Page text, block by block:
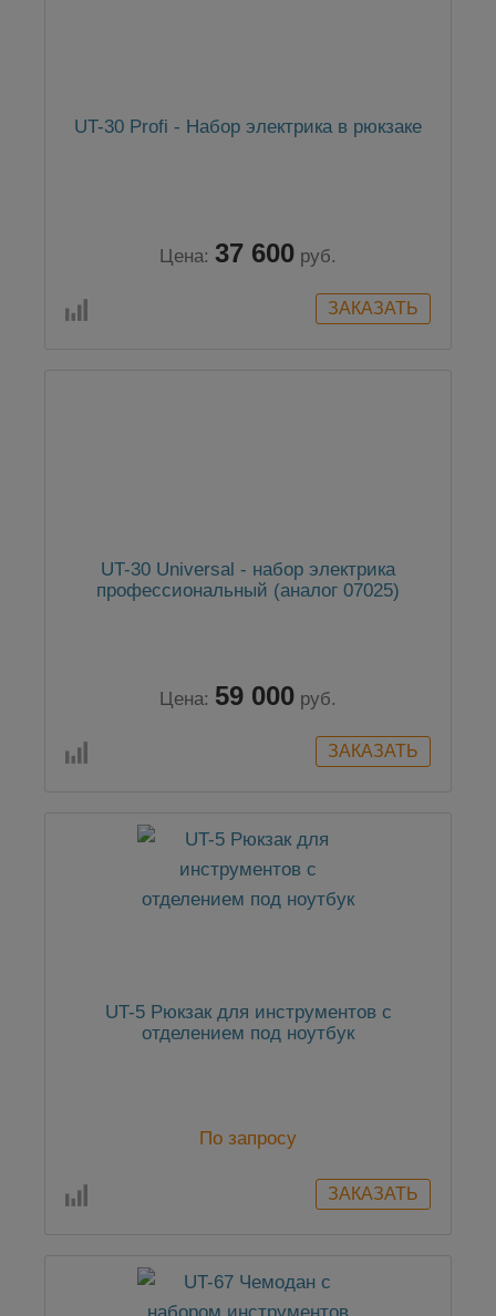
UT-30 Profi - Набор электрика в рюкзаке
Цена: 37 600 руб.
UT-30 Universal - набор электрика
профессиональный (аналог 07025)
Цена: 59 000 руб.
UT-5 Рюкзак для инструментов с
отделением под ноутбук
По запросу